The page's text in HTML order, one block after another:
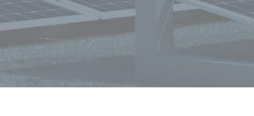
Immer auf